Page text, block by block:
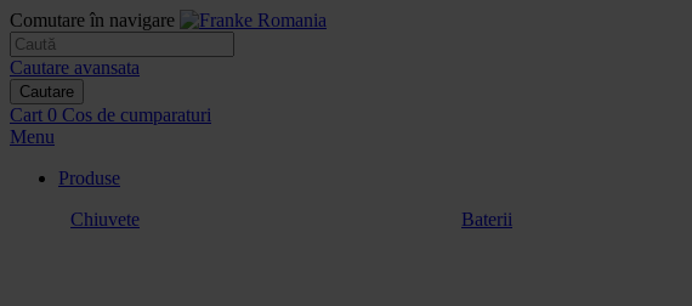
Comutare în navigare
Cautare avansata
Cautare
Cart 0 Cos de cumparaturi
Menu
Produse
Chiuvete
Baterii